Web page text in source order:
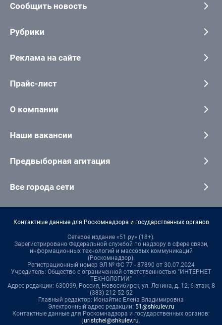
Сообщить новость
Рубрики
Реклама на сайте
Прайс-лист
О компании
Наши вакансии
Предвыборная агитация
Все города сети
Контактные данные для Роскомнадзора и государственных органов
Сетевое издание «51.ру» (18+).
Зарегистрировано Федеральной службой по надзору в сфере связи,
информационных технологий и массовых коммуникаций
(Роскомнадзор).
Регистрационный номер ЭЛ № ФС 77 - 87890 от 30.07.2024
Учредитель: Общество с ограниченной ответственностью "ИНТЕРНЕТ
ТЕХНОЛОГИИ"
Адрес редакции: 630099, Россия, Новосибирск, ул. Ленина, д. 12, 6 этаж, 8
(383) 212-52-52
Главный редактор: Ионайтис Елена Владимировна
Электронный адрес редакции: 51@shkulev.ru
Контактные данные для Роскомнадзора и государственных органов:
juristchel@shkulev.ru.